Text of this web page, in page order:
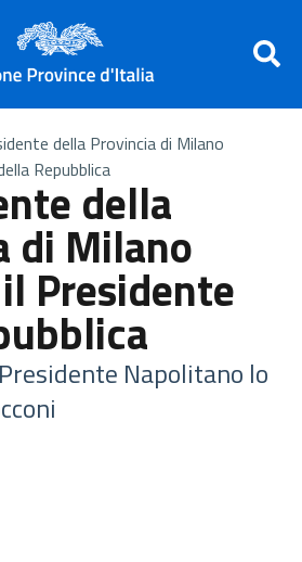
della Provincia di Milano
Repubblica
della
di Milano
Presidente
Napolitano lo